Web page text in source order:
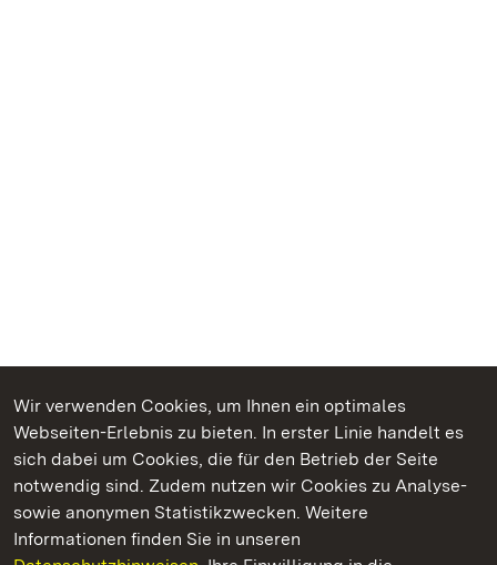
Wir verwenden Cookies, um Ihnen ein optimales
Webseiten-Erlebnis zu bieten. In erster Linie handelt es
sich dabei um Cookies, die für den Betrieb der Seite
notwendig sind. Zudem nutzen wir Cookies zu Analyse-
sowie anonymen Statistikzwecken. Weitere
Informationen finden Sie in unseren
Kommen. Staunen. Genießen.